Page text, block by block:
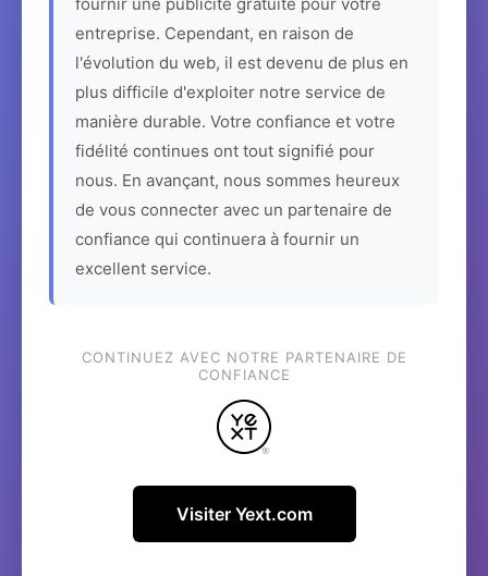
entreprise. Cependant, en raison de
l'évolution du web, il est devenu de plus en
plus difficile d'exploiter notre service de
manière durable. Votre confiance et votre
fidélité continues ont tout signifié pour
nous. En avançant, nous sommes heureux
de vous connecter avec un partenaire de
confiance qui continuera à fournir un
excellent service.
CONTINUEZ AVEC NOTRE PARTENAIRE DE
CONFIANCE
Visiter Yext.com